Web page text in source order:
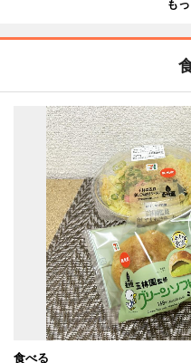
も
食べる